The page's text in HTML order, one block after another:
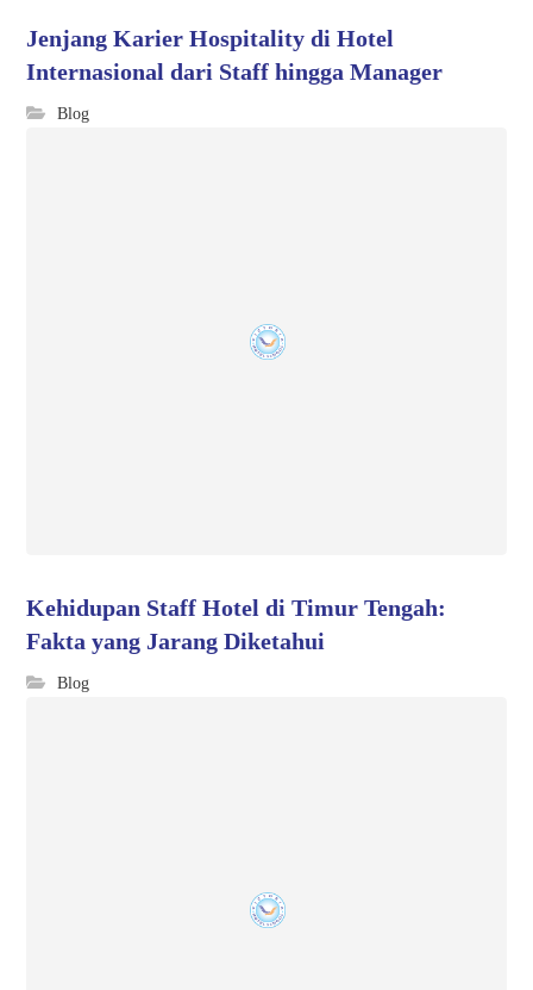
Jenjang Karier Hospitality di Hotel
Internasional dari Staff hingga Manager
Blog
Kehidupan Staff Hotel di Timur Tengah:
Fakta yang Jarang Diketahui
Blog